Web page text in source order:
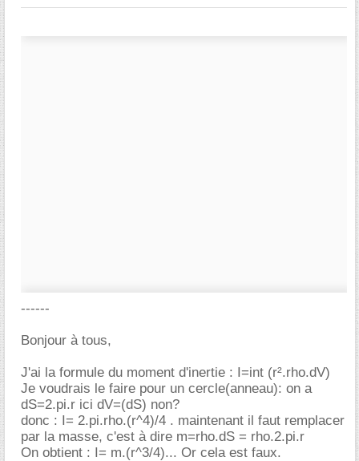
------
Bonjour à tous,
J'ai la formule du moment d'inertie : I=int (r².rho.dV)
Je voudrais le faire pour un cercle(anneau): on a
dS=2.pi.r ici dV=(dS) non?
donc : I= 2.pi.rho.(r^4)/4 . maintenant il faut remplacer
par la masse, c'est à dire m=rho.dS = rho.2.pi.r
On obtient : I= m.(r^3/4)... Or cela est faux.